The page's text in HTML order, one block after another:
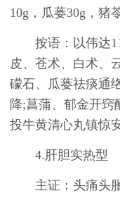
10g，瓜蒌30g，猪
按语：以伟达11
皮、苍术、白术、
礞石、瓜蒌祛痰通
降;菖蒲、郁金开窍
投牛黄清心丸镇惊
4.肝胆实热型
主证：头痛头胀